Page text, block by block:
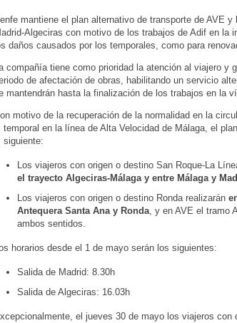
mantiene el plan alternativo de transporte de AVE
Algeciras con motivo de los trabajos de Adif en la
daños causados por los temporales, como para
compañía tiene como prioridad la atención al viajero y
de afectación de obras, habilitando un servicio
mantendrán hasta la finalización de los trabajos en la
motivo de la recuperación de la normalidad en la
temporal en la línea de Alta Velocidad de Málaga, el
siguiente:
Los viajeros con origen o destino San Roque-La
el trayecto Algeciras-Málaga y entre Málaga y
Los viajeros con origen o destino Ronda realizarán
Antequera Santa Ana y Ronda, y en AVE el tramo
ambos sentidos.
horarios desde el 1 de mayo serán los siguientes:
Salida de Madrid: 8.30h
Salida de Algeciras: 16.03h
el jueves 30 de mayo los viajeros